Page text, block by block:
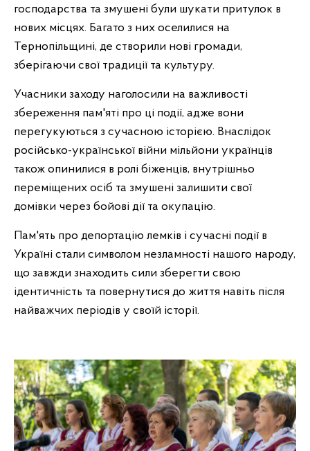
господарства та змушені були шукати притулок в
нових місцях. Багато з них оселилися на
Тернопільщині, де створили нові громади,
зберігаючи свої традиції та культуру.
Учасники заходу наголосили на важливості
збереження пам'яті про ці події, адже вони
перегукуються з сучасною історією. Внаслідок
російсько-української війни мільйони українців
також опинилися в ролі біженців, внутрішньо
переміщених осіб та змушені залишити свої
домівки через бойові дії та окупацію.
Пам'ять про депортацію лемків і сучасні події в
Україні стали символом незламності нашого народу,
що завжди знаходить сили зберегти свою
ідентичність та повернутися до життя навіть після
найважчих періодів у своїй історії.